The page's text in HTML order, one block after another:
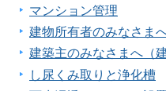
マンション管理
建物所有者のみなさま
建築主のみなさまへ（
し尿くみ取りと浄化槽